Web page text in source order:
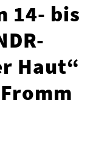
14- bis
Haut“